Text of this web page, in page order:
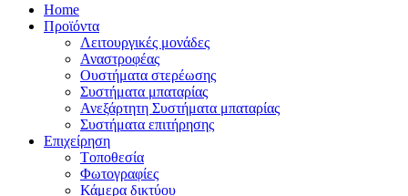
Home
Προϊόντα
Λειτουργικές μονάδες
Αναστροφέας
Oυστήματα στερέωσης
Συστήματα μπαταρίας
Ανεξάρτητη Συστήματα μπαταρίας
Συστήματα επιτήρησης
Επιχείρηση
Tοποθεσία
Φωτογραφίες
Κάμερα δικτύου